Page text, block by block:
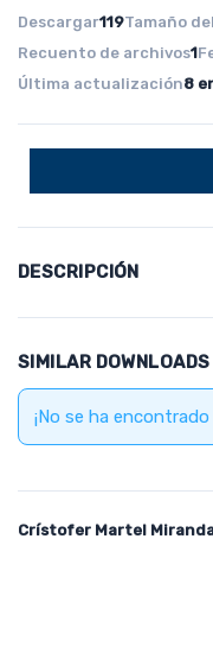
Descargar119Tamaño
Recuento de archivos1
Última actualización8
DESCRIPCIÓN
SIMILAR DOWNLOADS
¡No se ha
Crístofer Martel